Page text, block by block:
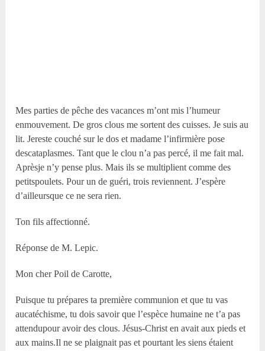
Mes parties de pêche des vacances m’ont mis l’humeur
enmouvement. De gros clous me sortent des cuisses. Je suis au
lit. Jereste couché sur le dos et madame l’infirmière pose
descataplasmes. Tant que le clou n’a pas percé, il me fait mal.
Aprèsje n’y pense plus. Mais ils se multiplient comme des
petitspoulets. Pour un de guéri, trois reviennent. J’espère
d’ailleursque ce ne sera rien.
Ton fils affectionné.
Réponse de M. Lepic.
Mon cher Poil de Carotte,
Puisque tu prépares ta première communion et que tu vas
aucatéchisme, tu dois savoir que l’espèce humaine ne t’a pas
attendupour avoir des clous. Jésus-Christ en avait aux pieds et
aux mains.Il ne se plaignait pas et pourtant les siens étaient